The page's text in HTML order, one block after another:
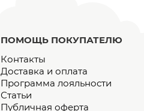
ПОМОЩЬ ПОКУПАТЕЛЮ
Контакты
Доставка и оплата
Программа лояльности
Статьи
Публичная оферта